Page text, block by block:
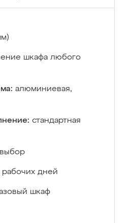
шкафа любого
алюминиевая,
стандартная
рабочих дней
шкаф